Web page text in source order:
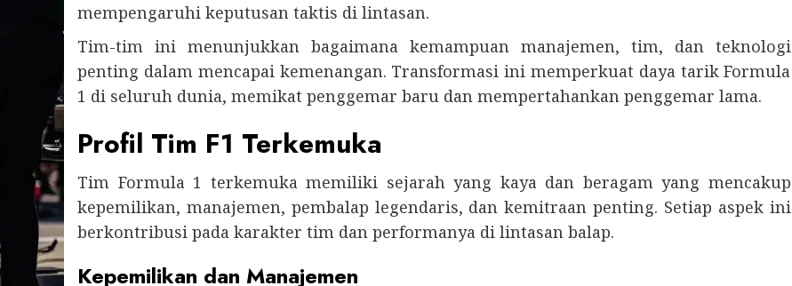
mempengaruhi keputusan taktis di lintasan.
Tim-tim ini menunjukkan bagaimana kemampuan manajemen, tim, dan teknologi
penting dalam mencapai kemenangan. Transformasi ini memperkuat daya tarik Formula
1 di seluruh dunia, memikat penggemar baru dan mempertahankan penggemar lama.
Profil Tim F1 Terkemuka
Tim Formula 1 terkemuka memiliki sejarah yang kaya dan beragam yang mencakup
kepemilikan, manajemen, pembalap legendaris, dan kemitraan penting. Setiap aspek ini
berkontribusi pada karakter tim dan performanya di lintasan balap.
Kepemilikan dan Manajemen